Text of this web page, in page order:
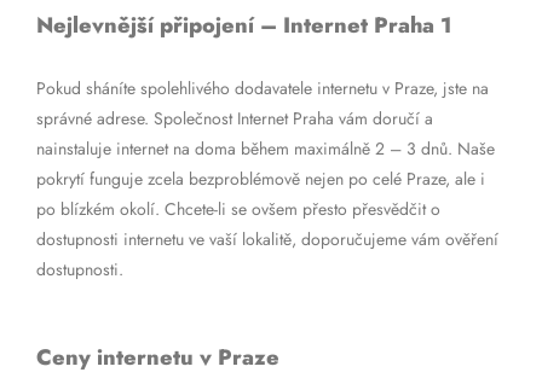
Nejlevnější připojení – Internet Praha 1
Pokud sháníte spolehlivého dodavatele internetu v Praze, jste na
správné adrese. Společnost Internet Praha vám doručí a
nainstaluje internet na doma během maximálně 2 – 3 dnů. Naše
pokrytí funguje zcela bezproblémově nejen po celé Praze, ale i
po blízkém okolí. Chcete-li se ovšem přesto přesvědčit o
dostupnosti internetu ve vaší lokalitě, doporučujeme vám ověření
dostupnosti.
Ceny internetu v Praze